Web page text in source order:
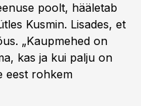
poolt, hääletab
Kusmin. Lisades, et
„Kaupmehed on
kas ja kui palju on
eest rohkem